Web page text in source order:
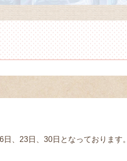
、23日、30日となっております。